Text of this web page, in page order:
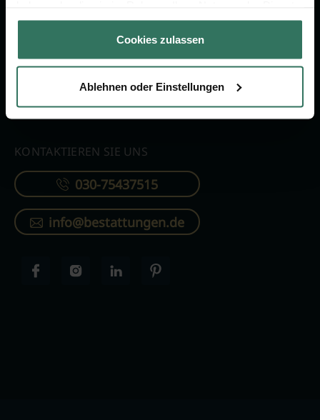
gesammelt haben.
Cookies zulassen
Ablehnen oder Einstellungen
Ratgeber
Online-Portal
Kostenlos registrieren
KONTAKTIEREN SIE UNS
030-75437515
info@bestattungen.de